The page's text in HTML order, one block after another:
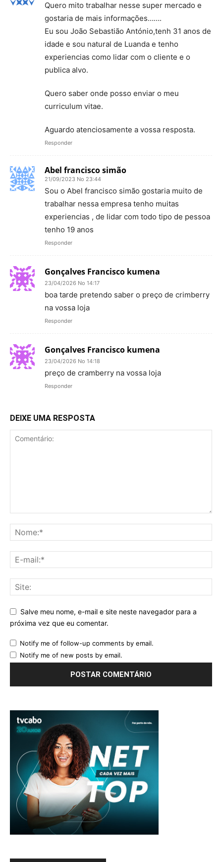
Quero mito trabalhar nesse super mercado e
gostaria de mais informações…….
Eu sou João Sebastião António,tenh 31 anos de
idade e sou natural de Luanda e tenho
experiencias como lidar com o cliente e o
publica alvo.
Quero saber onde posso enviar o meu
curriculum vitae.
Aguardo atenciosamente a vossa resposta.
Responder
Abel francisco simão
21/09/2023 No 23:44
Sou o Abel francisco simão gostaria muito de
trabalhar nessa empresa tenho muitas
experiencias , de lidar com todo tipo de pessoa
tenho 19 anos
Responder
Gonçalves Francisco kumena
23/04/2026 No 14:17
boa tarde pretendo saber o preço de crimberry
na vossa loja
Responder
Gonçalves Francisco kumena
23/04/2026 No 14:18
preço de cramberry na vossa loja
Responder
DEIXE UMA RESPOSTA
Salve meu nome, e-mail e site neste navegador para a
próxima vez que eu comentar.
Notify me of follow-up comments by email.
Notify me of new posts by email.